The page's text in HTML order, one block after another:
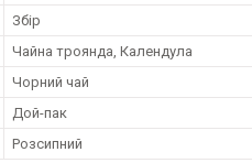
Збір
Чайна троянда, Календула
Чорний чай
Дой-пак
Розсипний